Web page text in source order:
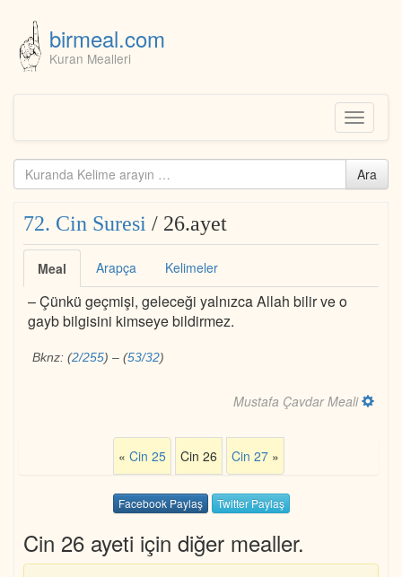
birmeal.com
Kuran Mealleri
Toggle
Kuranda
ara...
Ara
72. Cin Suresi / 26.ayet
Meal Arapça Kelimeler
– Çünkü geçmişi, geleceği yalnızca Allah bilir ve o
gayb bilgisini kimseye bildirmez.
Bknz: (2/255) – (53/32)
Mustafa Çavdar Meali
« Cin 25 Cin 26 Cin 27 »
Facebook Paylaş Twitter Paylaş
Cin 26 ayeti için diğer mealler.